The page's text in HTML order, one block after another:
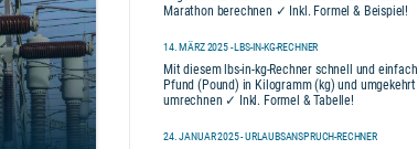
Marathon berechnen ✓ Inkl. Formel & Beispiel!
14. MÄRZ 2025 - LBS-IN-KG-RECHNER
Mit diesem lbs-in-kg-Rechner schnell und einfach
Pfund (Pound) in Kilogramm (kg) und umgekehrt
umrechnen ✓ Inkl. Formel & Tabelle!
24. JANUAR 2025 - URLAUBSANSPRUCH-RECHNER